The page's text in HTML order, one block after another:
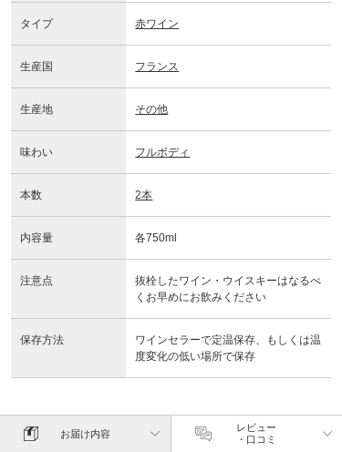
タイプ 赤ワイン
生産国 フランス
生産地 その他
味わい フルボディ
本数 2本
内容量 各750ml
注意点
抜栓したワイン・ウイスキーはなるべ
くお早めにお飲みください
保存方法
ワインセラーで定温保存、もしくは温
度変化の低い場所で保存
お届け内容
レビュー
・口コミ